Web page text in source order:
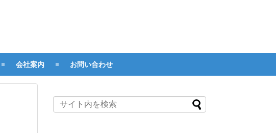
会社案内 お問い合わせ